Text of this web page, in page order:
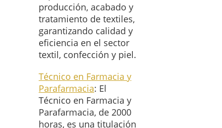
producción, acabado y
tratamiento de textiles,
garantizando calidad y
eficiencia en el sector
textil, confección y piel.
Técnico en Farmacia y
Parafarmacia: El
Técnico en Farmacia y
Parafarmacia, de 2000
horas, es una titulación